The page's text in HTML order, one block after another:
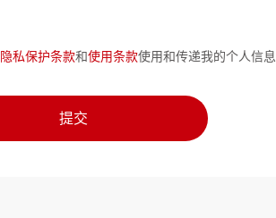
隐私保护条款和使用条款使用和传递我的个人信息
提交